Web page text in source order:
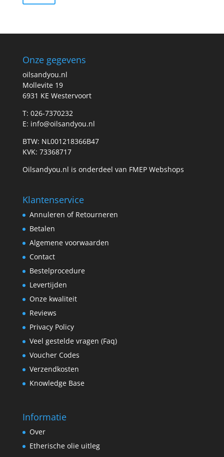
Onze gegevens
oilsandyou.nl
Mollevite 19
6931 KE Westervoort
T: 026-7370232
E: info@oilsandyou.nl
BTW: NL001218366B47
KVK: 73368717
Oilsandyou.nl is onderdeel van FMEP Webshops
Klantenservice
Annuleren of Retourneren
Betalen
Algemene voorwaarden
Contact
Bestelprocedure
Levertijden
Onze kwaliteit
Reviews
Privacy Policy
Veel gestelde vragen (Faq)
Voucher Codes
Verzendkosten
Knowledge Base
Informatie
Over
Etherische olie uitleg